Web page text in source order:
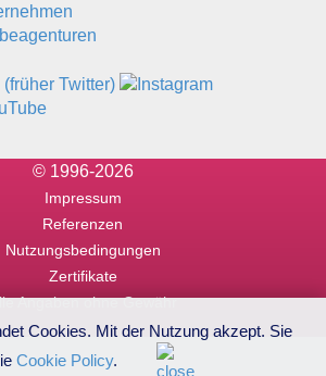
© 1996-2026
Impressum
Referenzen
Nutzungsbedingungen
Zertifikate
Angaben ohne Gewähr
Cookies. Mit der Nutzung akzept. Sie
Cookie Policy.